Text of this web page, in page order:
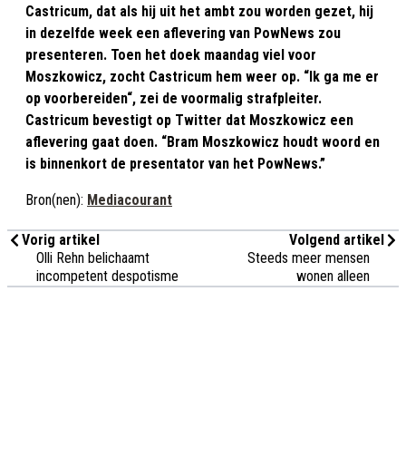
Castricum, dat als hij uit het ambt zou worden gezet, hij
in dezelfde week een aflevering van PowNews zou
presenteren. Toen het doek maandag viel voor
Moszkowicz, zocht Castricum hem weer op. “Ik ga me er
op voorbereiden“, zei de voormalig strafpleiter.
Castricum bevestigt op Twitter dat Moszkowicz een
aflevering gaat doen. “Bram Moszkowicz houdt woord en
is binnenkort de presentator van het PowNews.”
Bron(nen): Mediacourant
Vorig artikel
Olli Rehn belichaamt
incompetent despotisme
Volgend artikel
Steeds meer mensen
wonen alleen